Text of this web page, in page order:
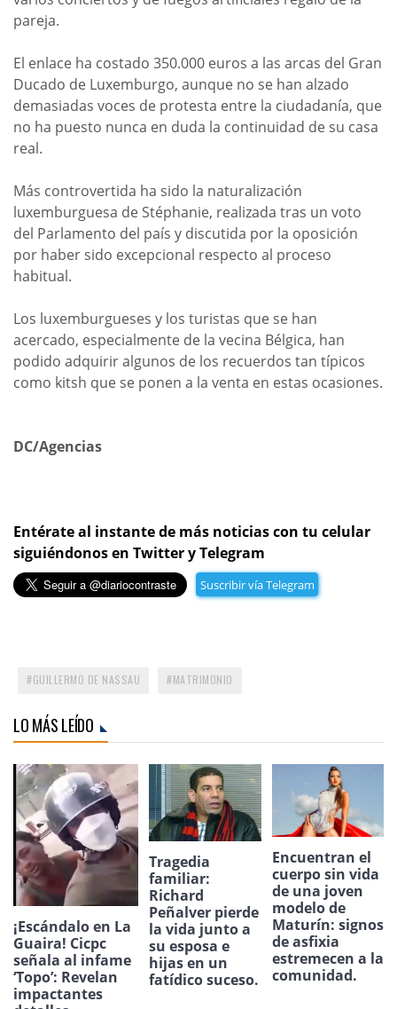
pareja.
El enlace ha costado 350.000 euros a las arcas del Gran
Ducado de Luxemburgo, aunque no se han alzado
demasiadas voces de protesta entre la ciudadanía, que
no ha puesto nunca en duda la continuidad de su casa
real.
Más controvertida ha sido la naturalización
luxemburguesa de Stéphanie, realizada tras un voto
del Parlamento del país y discutida por la oposición
por haber sido excepcional respecto al proceso
habitual.
Los luxemburgueses y los turistas que se han
acercado, especialmente de la vecina Bélgica, han
podido adquirir algunos de los recuerdos tan típicos
como kitsh que se ponen a la venta en estas ocasiones.
DC/Agencias
Entérate al instante de más noticias con tu celular
siguiéndonos en Twitter y Telegram
Suscribir vía Telegram
GUILLERMO DE NASSAU MATRIMONIO
LO MÁS LEÍDO
¡Escándalo en La
Guaira! Cicpc
señala al infame
‘Topo’: Revelan
impactantes
Tragedia
familiar:
Richard
Peñalver pierde
la vida junto a
su esposa e
hijas en un
fatídico suceso.
Encuentran el
cuerpo sin vida
de una joven
modelo de
Maturín: signos
de asfixia
estremecen a la
comunidad.